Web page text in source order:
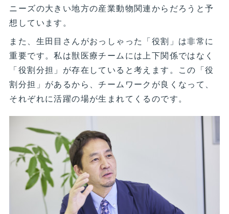
ニーズの大きい地方の産業動物関連からだろうと予
想しています。
また、生田目さんがおっしゃった「役割」は非常に
重要です。私は獣医療チームには上下関係ではなく
「役割分担」が存在していると考えます。この「役
割分担」があるから、チームワークが良くなって、
それぞれに活躍の場が生まれてくるのです。